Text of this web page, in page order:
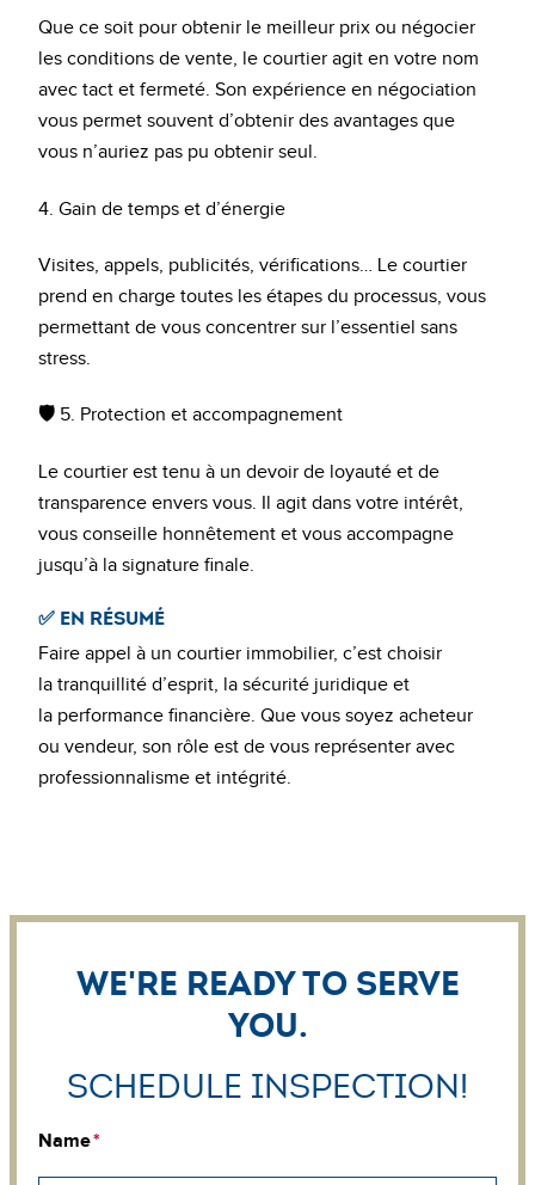
Que ce soit pour obtenir le meilleur prix ou négocier
les conditions de vente, le courtier agit en votre nom
avec tact et fermeté. Son expérience en négociation
vous permet souvent d’obtenir des avantages que
vous n’auriez pas pu obtenir seul.
4. Gain de temps et d’énergie
Visites, appels, publicités, vérifications… Le courtier
prend en charge toutes les étapes du processus, vous
permettant de vous concentrer sur l’essentiel sans
stress.
🛡 5. Protection et accompagnement
Le courtier est tenu à un devoir de loyauté et de
transparence envers vous. Il agit dans votre intérêt,
vous conseille honnêtement et vous accompagne
jusqu’à la signature finale.
✅ EN RÉSUMÉ
Faire appel à un courtier immobilier, c’est choisir
la tranquillité d’esprit, la sécurité juridique et
la performance financière. Que vous soyez acheteur
ou vendeur, son rôle est de vous représenter avec
professionnalisme et intégrité.
We're ready to serve
you.
Schedule Inspection!
Name